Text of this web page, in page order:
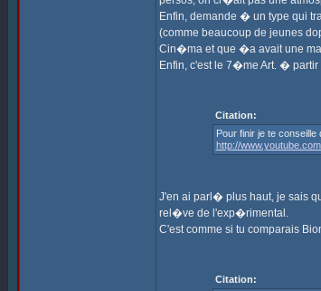
Enfin, demande � un type qui
(comme beaucoup de jeunes
Cin�ma et que �a avait une
Enfin, c'est le 7�me Art. �
Citation:
Pour finir je te conseille
http://
J'en ai parl� plus haut, je sais
rel�ve de l'exp�rimental.
C'est comme si tu comparais
Citation: